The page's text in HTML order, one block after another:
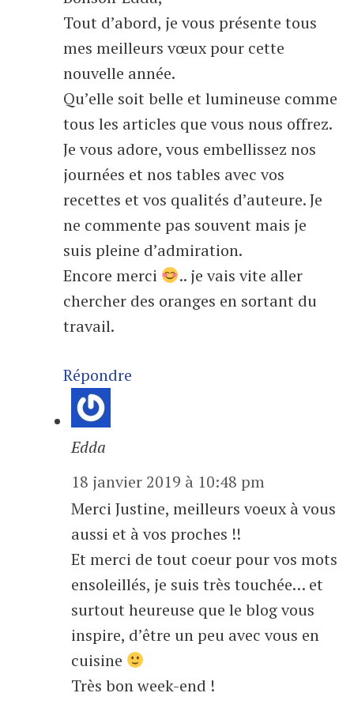
Tout d’abord, je vous présente tous
mes meilleurs vœux pour cette
nouvelle année.
Qu’elle soit belle et lumineuse comme
tous les articles que vous nous offrez.
Je vous adore, vous embellissez nos
journées et nos tables avec vos
recettes et vos qualités d’auteure. Je
ne commente pas souvent mais je
suis pleine d’admiration.
Encore merci
.. je vais vite aller
chercher des oranges en sortant du
travail.
Répondre
Edda
18 janvier 2019 à 10:48 pm
Merci Justine, meilleurs voeux à vous
aussi et à vos proches !!
Et merci de tout coeur pour vos mots
ensoleillés, je suis très touchée… et
surtout heureuse que le blog vous
inspire, d’être un peu avec vous en
cuisine
Très bon week-end !